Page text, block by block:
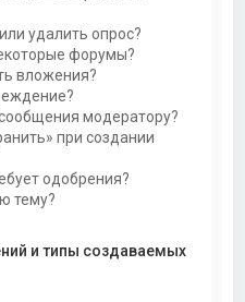
удалить опрос?
форумы?
вложения?
модератору?
при создании
одобрения?
тему?
и типы создаваемых